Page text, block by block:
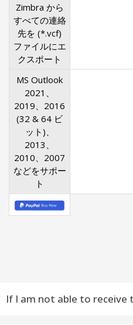
Zimbra から
すべての連絡
先を (*.vcf)
ファイルにエ
クスポート
MS Outlook
2021、
2019、2016
(32 & 64 ビ
ット)、
2013、
2010、2007
などをサポー
ト
If I am not able to receive